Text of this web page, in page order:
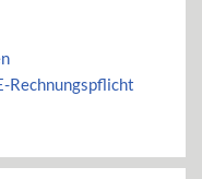
Rechnungspflicht